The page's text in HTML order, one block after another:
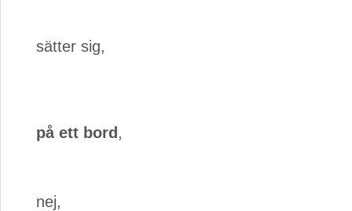
sätter sig,
på ett bord ,
nej,